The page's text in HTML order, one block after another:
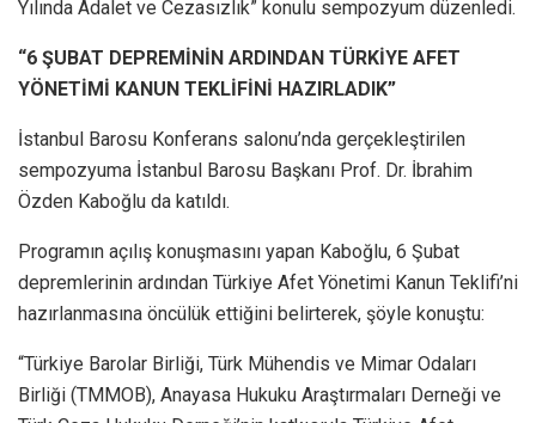
Yılında Adalet ve Cezasızlık” konulu sempozyum düzenledi.
“6 ŞUBAT DEPREMİNİN ARDINDAN TÜRKİYE AFET
YÖNETİMİ KANUN TEKLİFİNİ HAZIRLADIK”
İstanbul Barosu Konferans salonu’nda gerçekleştirilen
sempozyuma İstanbul Barosu Başkanı Prof. Dr. İbrahim
Özden Kaboğlu da katıldı.
Programın açılış konuşmasını yapan Kaboğlu, 6 Şubat
depremlerinin ardından Türkiye Afet Yönetimi Kanun Teklifi’ni
hazırlanmasına öncülük ettiğini belirterek, şöyle konuştu:
“Türkiye Barolar Birliği, Türk Mühendis ve Mimar Odaları
Birliği (TMMOB), Anayasa Hukuku Araştırmaları Derneği ve